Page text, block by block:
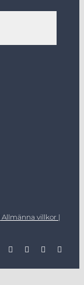
Allmänna villkor |